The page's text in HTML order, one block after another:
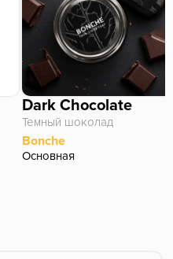
Dark Chocolate
Темный шоколад
Bonche
Основная